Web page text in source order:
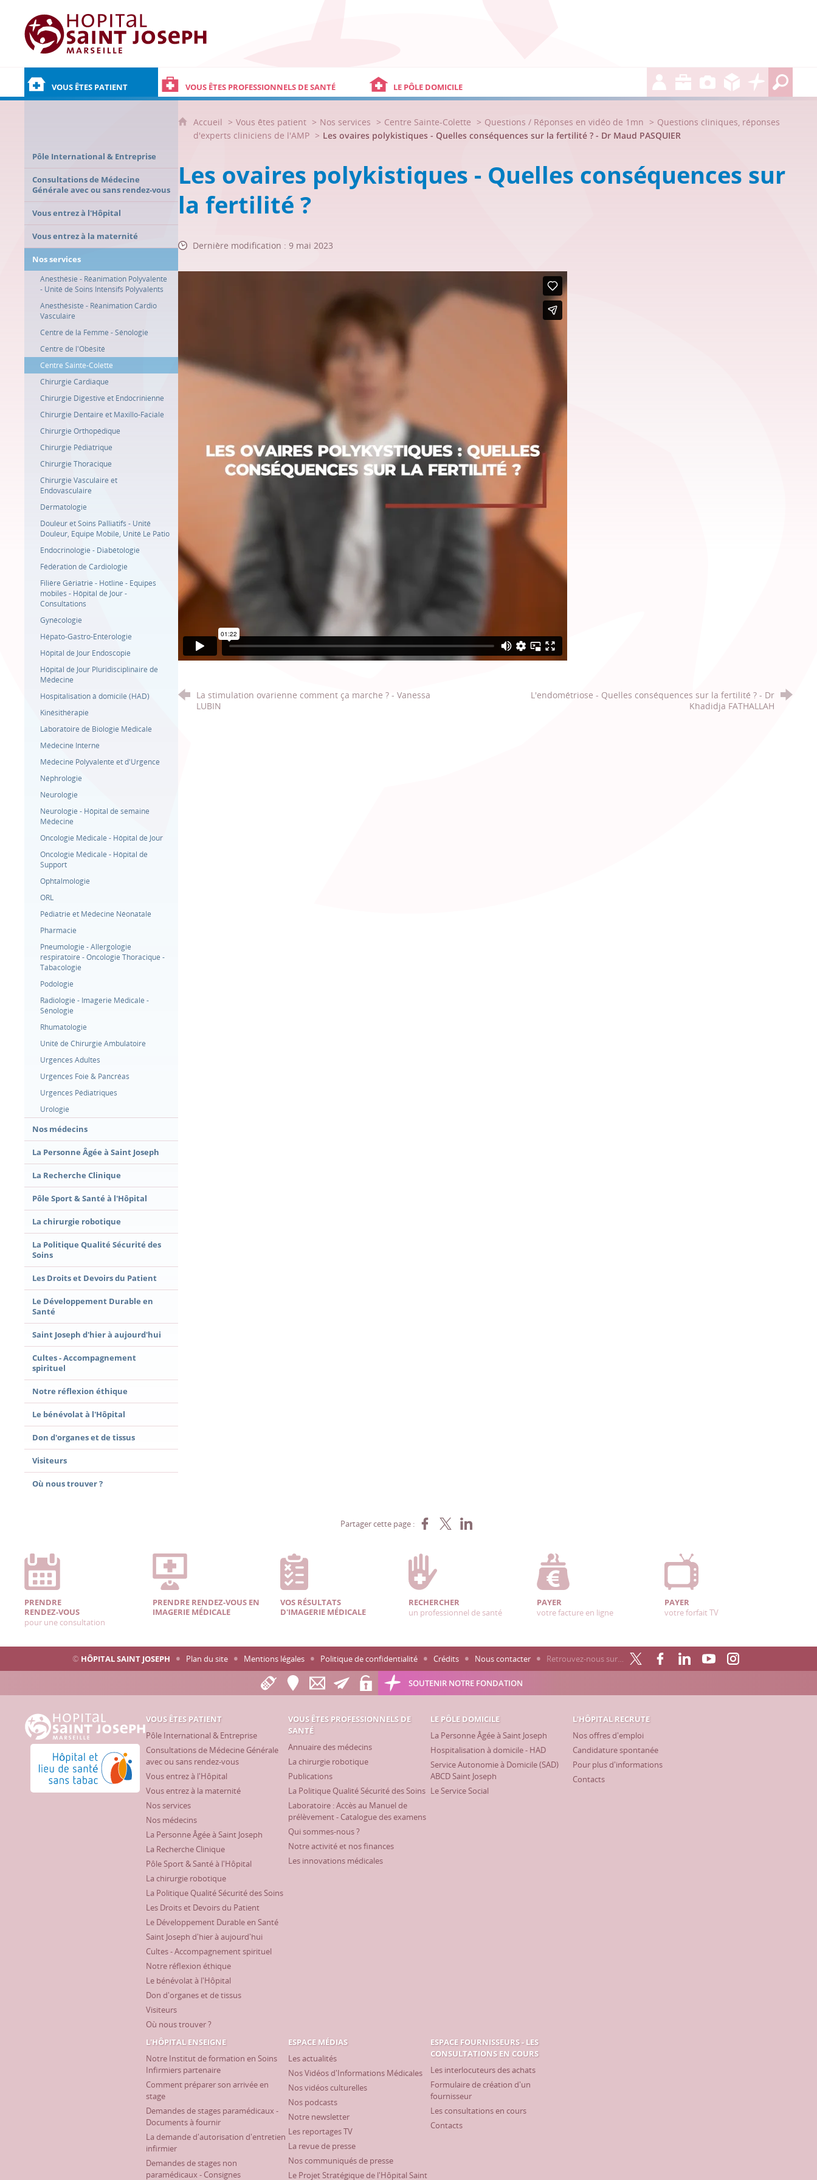
Hôpital Saint Joseph - Marseille
VOUS ÊTES PATIENT VOUS ÊTES PROFESSIONNELS DE SANTÉ LE PÔLE DOMICILE
Pôle International & Entreprise
Consultations de Médecine
Générale avec ou sans rendez-vous
Vous entrez à l'Hôpital
Vous entrez à la maternité
Nos services
Anesthésie - Réanimation Polyvalente
- Unité de Soins Intensifs Polyvalents
Anesthésiste - Réanimation Cardio
Vasculaire
Centre de la Femme - Sénologie
Centre de l'Obésité
Centre Sainte-Colette
Chirurgie Cardiaque
Chirurgie Digestive et Endocrinienne
Chirurgie Dentaire et Maxillo-Faciale
Chirurgie Orthopédique
Chirurgie Pédiatrique
Chirurgie Thoracique
Chirurgie Vasculaire et
Endovasculaire
Dermatologie
Douleur et Soins Palliatifs - Unité
Douleur, Equipe Mobile, Unité Le Patio
Endocrinologie - Diabétologie
Fédération de Cardiologie
Filière Gériatrie - Hotline - Equipes
mobiles - Hôpital de Jour -
Consultations
Gynécologie
Hépato-Gastro-Entérologie
Hôpital de Jour Endoscopie
Hôpital de Jour Pluridisciplinaire de
Médecine
Hospitalisation à domicile (HAD)
Kinésithérapie
Laboratoire de Biologie Médicale
Médecine Interne
Médecine Polyvalente et d'Urgence
Néphrologie
Neurologie
Neurologie - Hôpital de semaine
Médecine
Oncologie Médicale - Hôpital de Jour
Oncologie Médicale - Hôpital de
Support
Ophtalmologie
ORL
Pédiatrie et Médecine Néonatale
Pharmacie
Pneumologie - Allergologie
respiratoire - Oncologie Thoracique -
Tabacologie
Podologie
Radiologie - Imagerie Médicale -
Sénologie
Rhumatologie
Unité de Chirurgie Ambulatoire
Urgences Adultes
Urgences Foie & Pancréas
Urgences Pédiatriques
Urologie
Nos médecins
La Personne Âgée à Saint Joseph
La Recherche Clinique
Pôle Sport & Santé à l'Hôpital
La chirurgie robotique
La Politique Qualité Sécurité des
Soins
Les Droits et Devoirs du Patient
Le Développement Durable en
Santé
Saint Joseph d'hier à aujourd'hui
Cultes - Accompagnement
spirituel
Notre réflexion éthique
Le bénévolat à l'Hôpital
Don d'organes et de tissus
Visiteurs
Où nous trouver ?
Accueil Vous êtes patient Nos services Centre Sainte-Colette Questions / Réponses en vidéo de 1mn
Questions cliniques, réponses
d'experts cliniciens de l'AMP
Les ovaires polykistiques - Quelles conséquences sur la fertilité ? - Dr Maud PASQUIER
Les ovaires polykistiques - Quelles conséquences sur
la fertilité ?
Dernière modification : 9 mai 2023
La stimulation ovarienne comment ça marche ? - Vanessa
LUBIN
L'endométriose - Quelles conséquences sur la fertilité ? - Dr
Khadidja FATHALLAH
Partager cette page : Partager sur Facebook
Partager sur XPartager sur LinkedIn
PRENDRE
RENDEZ-VOUS
pour une consultation
PRENDRE RENDEZ-VOUS EN
IMAGERIE MÉDICALE
VOS RÉSULTATS
D'IMAGERIE MÉDICALE
RECHERCHER
un professionnel de santé
PAYER
votre facture en ligne
PAYER
votre forfait TV
© HÔPITAL SAINT JOSEPH Plan du site Mentions légales Politique de confidentialité Crédits Nous contacter Retrouvez-nous sur…
SOUTENIR NOTRE FONDATION
Hôpital Saint Joseph - Marseille
Hôpital et lieu de santé sans tabac
VOUS ÊTES PATIENT
Pôle International & Entreprise
Consultations de Médecine Générale
avec ou sans rendez-vous
Vous entrez à l'Hôpital
Vous entrez à la maternité
Nos services
Nos médecins
La Personne Âgée à Saint Joseph
La Recherche Clinique
Pôle Sport & Santé à l'Hôpital
La chirurgie robotique
La Politique Qualité Sécurité des Soins
Les Droits et Devoirs du Patient
Le Développement Durable en Santé
Saint Joseph d'hier à aujourd'hui
Cultes - Accompagnement spirituel
Notre réflexion éthique
Le bénévolat à l'Hôpital
Don d'organes et de tissus
Visiteurs
Où nous trouver ?
VOUS ÊTES PROFESSIONNELS DE
SANTÉ
Annuaire des médecins
La chirurgie robotique
Publications
La Politique Qualité Sécurité des Soins
Laboratoire : Accès au Manuel de
prélèvement - Catalogue des examens
Qui sommes-nous ?
Notre activité et nos finances
Les innovations médicales
LE PÔLE DOMICILE
La Personne Âgée à Saint Joseph
Hospitalisation à domicile - HAD
Service Autonomie à Domicile (SAD)
ABCD Saint Joseph
Le Service Social
L'HÔPITAL RECRUTE
Nos offres d'emploi
Candidature spontanée
Pour plus d'informations
Contacts
L'HÔPITAL ENSEIGNE
Notre Institut de formation en Soins
Infirmiers partenaire
Comment préparer son arrivée en
stage
Demandes de stages paramédicaux -
Documents à fournir
La demande d'autorisation d'entretien
infirmier
Demandes de stages non
paramédicaux - Consignes
ESPACE MÉDIAS
Les actualités
Nos Vidéos d'Informations Médicales
Nos vidéos culturelles
Nos podcasts
Notre newsletter
Les reportages TV
La revue de presse
Nos communiqués de presse
Le Projet Stratégique de l'Hôpital Saint
ESPACE FOURNISSEURS - LES
CONSULTATIONS EN COURS
Les interlocuteurs des achats
Formulaire de création d'un
fournisseur
Les consultations en cours
Contacts